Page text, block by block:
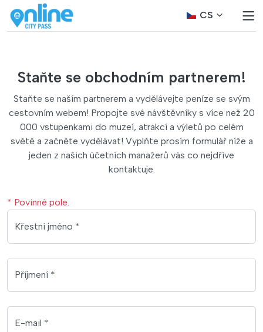
CS
Staňte se obchodním partnerem!
Staňte se naším partnerem a vydělávejte peníze se svým
cestovním webem! Propojte své návštěvníky s více než 20
000 vstupenkami do muzeí, atrakcí a výletů po celém
světě a začněte vydělávat! Vyplňte prosím formulář níže a
jeden z našich účetních manažerů vás co nejdříve
kontaktuje.
* Povinné pole.
Křestní jméno *
Příjmení *
E-mail *